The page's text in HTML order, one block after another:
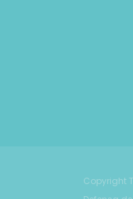
Copyright